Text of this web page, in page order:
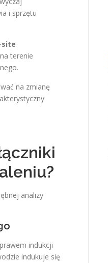
i sprzętu
site
terenie
na zmianę
analizy
indukcji
indukuje się